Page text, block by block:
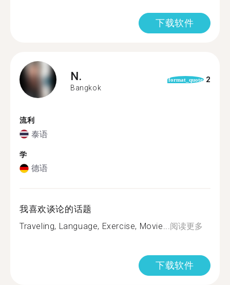
下载软件
N.
Bangkok
format_quote 2
流利
泰语
学
德语
我喜欢谈论的话题
Traveling, Language, Exercise, Movie...阅读更多
下载软件